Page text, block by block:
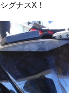
グナスX！